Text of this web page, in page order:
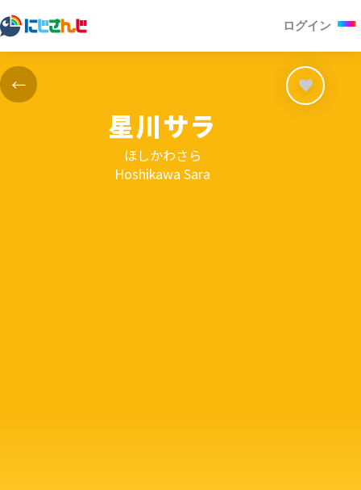
ログイン
←
星川サラ
ほしかわさら
Hoshikawa Sara